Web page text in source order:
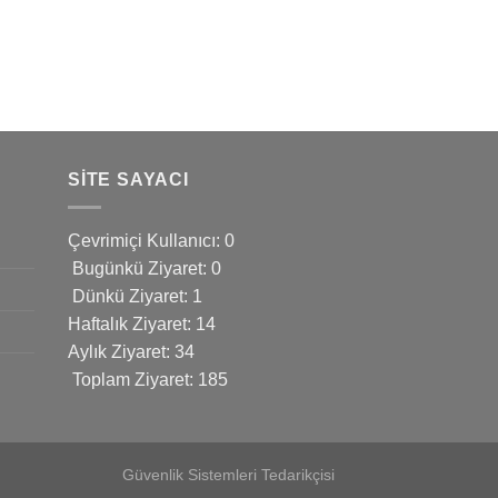
SITE SAYACI
Çevrimiçi Kullanıcı: 0
Bugünkü Ziyaret: 0
Dünkü Ziyaret: 1
Haftalık Ziyaret: 14
Aylık Ziyaret: 34
Toplam Ziyaret: 185
Güvenlik Sistemleri Tedarikçisi